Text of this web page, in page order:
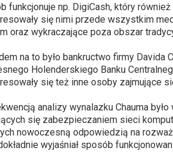
funkcjonuje np. DigiCash, który
się nimi przede wszystkim
oraz wykraczające poza obszar
na to było bankructwo firmy
Holenderskiego Banku
się też inne osoby zajmujące
analizy wynalazku Chauma
się zabezpieczaniem sieci
nowoczesną odpowiedzią na
wyjaśniał sposób